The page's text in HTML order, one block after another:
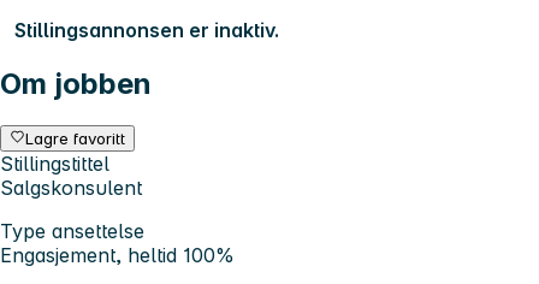
Stillingsannonsen er inaktiv.
Om jobben
Lagre favoritt
Stillingstittel
Salgskonsulent
Type ansettelse
Engasjement, heltid 100%